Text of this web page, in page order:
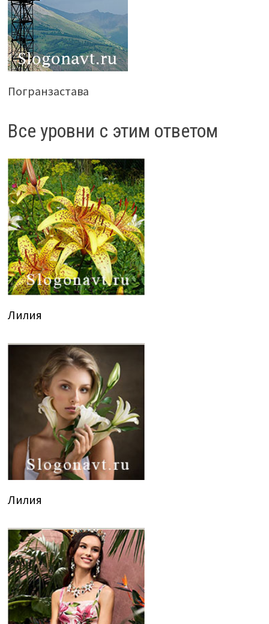
Погранзастава
Все уровни с этим ответом
Лилия
Лилия